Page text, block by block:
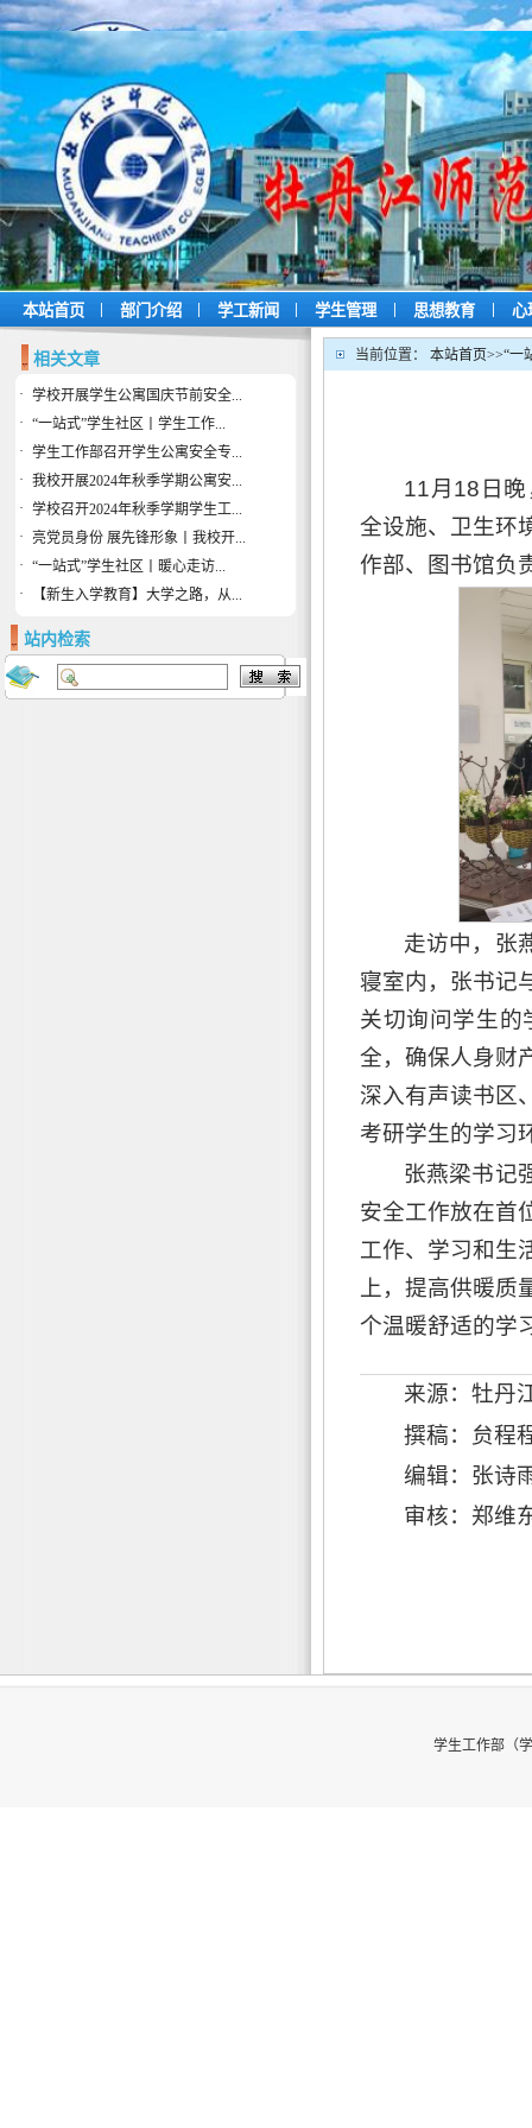
本站首页 | 部门介绍 | 学工新闻 | 学生管理 | 思想教育 | 心
相关文章
· 学校开展学生公寓国庆节前安全...
· “一站式”学生社区丨学生工作...
· 学生工作部召开学生公寓安全专...
· 我校开展2024年秋季学期公寓安...
· 学校召开2024年秋季学期学生工...
·
亮党员身份 展先锋形象丨我校开...
· “一站式”学生社区丨暖心走访...
·
【新生入学教育】大学之路，从...
站内检索
当前位置： 本站首页>>“一
11月18日
全设施、卫生环
作部、图书馆负
走访中，张
寝室内，张书记
关切询问学生的
全，确保人身财
深入有声读书区
考研学生的学习
张燕梁书记
安全工作放在首
工作、学习和生
上，提高供暖质
个温暖舒适的学
来源：牡丹
撰稿：贠程
编辑：张诗
审核：郑维
学生工作部（